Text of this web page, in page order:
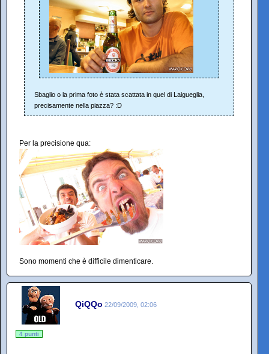
Sbaglio o la prima foto è stata scattata in quel di Laigueglia,
precisamente nella piazza? :D
Per la precisione qua:
Sono momenti che è difficile dimenticare.
QiQQo 22/09/2009, 02:06
4 punti